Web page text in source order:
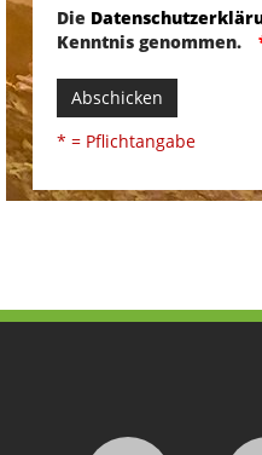
Die
Kenntnis genommen.
Abschicken
* = Pflichtangabe